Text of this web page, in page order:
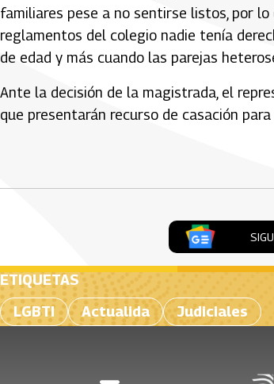
familiares pese a no sentirse listos, por
reglamentos del colegio nadie tenía
de edad y más cuando las parejas
Ante la decisión de la magistrada, el
que presentarán recurso de casación
ETIQUETAS
LGBTI
Actualida Judiciales